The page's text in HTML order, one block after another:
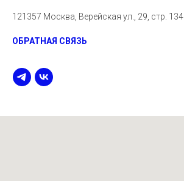
121357 Москва, Верейская ул., 29, стр. 134
ОБРАТНАЯ СВЯЗЬ